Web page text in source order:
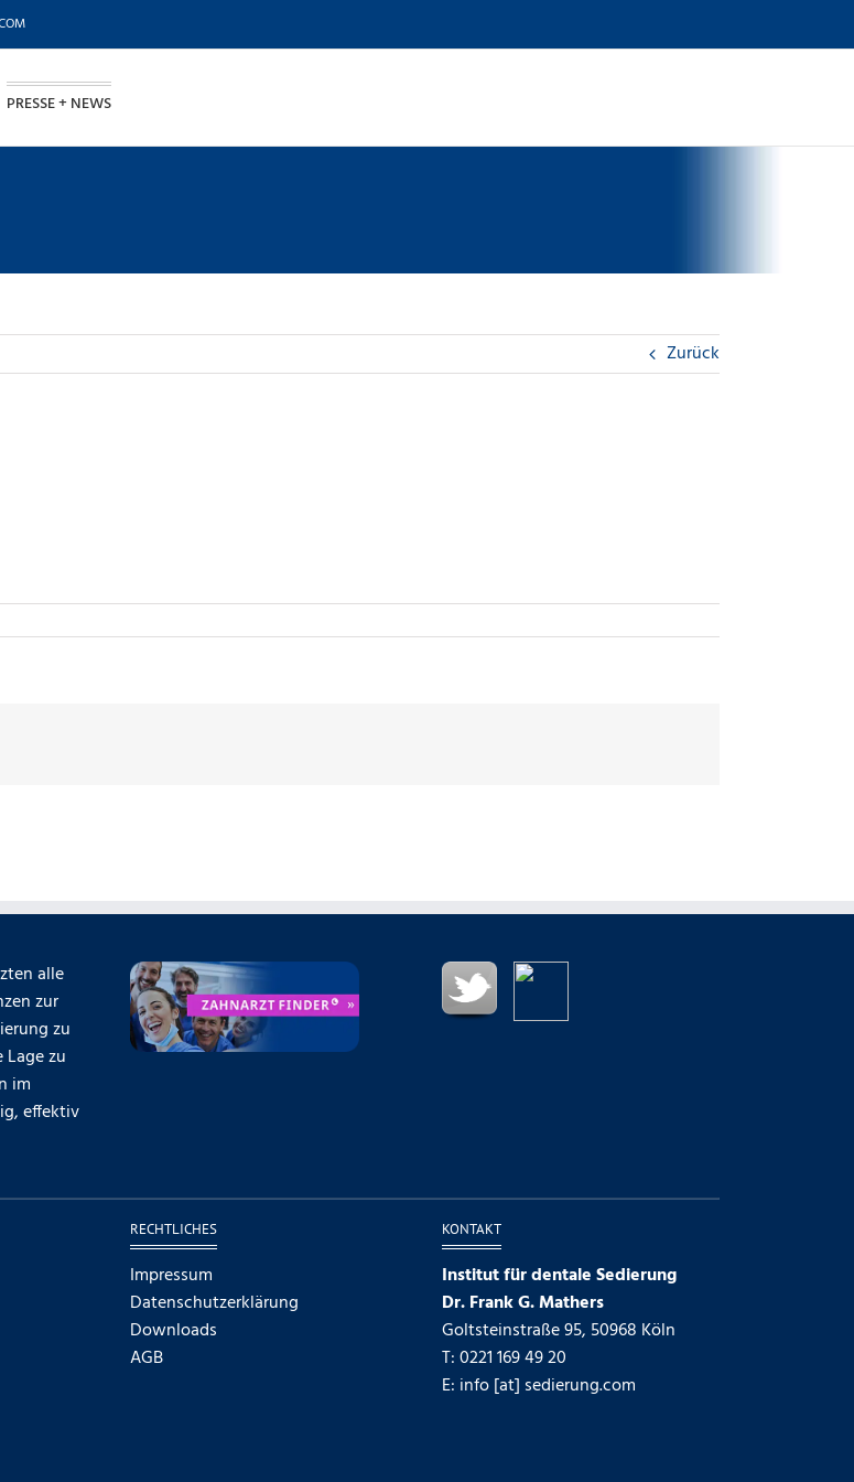
PRESSE + NEWS
Zurück
alle
zur
zu
zu
im
effektiv
RECHTLICHES
Impressum
Datenschutzerklärung
Downloads
AGB
KONTAKT
Institut für dentale Sedierung
Dr. Frank G. Mathers
Goltsteinstraße 95, 50968 Köln
T: 0221 169 49 20
E: info [at] sedierung.com